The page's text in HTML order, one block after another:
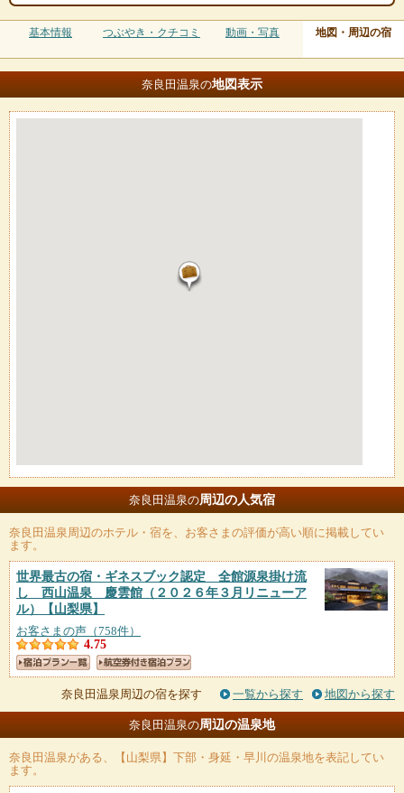
基本情報 つぶやき・クチコミ 動画・写真 地図・周辺の宿
奈良田温泉の地図表示
奈良田温泉の周辺の人気宿
奈良田温泉周辺のホテル・宿を、お客さまの評価が高い順に掲載してい
ます。
世界最古の宿・ギネスブック認定 全館源泉掛け流
し 西山温泉 慶雲館（２０２６年３月リニューア
ル）
【山梨県】
お客さまの声（758件）
4.75
奈良田温泉周辺の宿を探す 一覧から探す 地図から探す
奈良田温泉の周辺の温泉地
奈良田温泉がある、【山梨県】下部・身延・早川の温泉地を表記してい
ます。